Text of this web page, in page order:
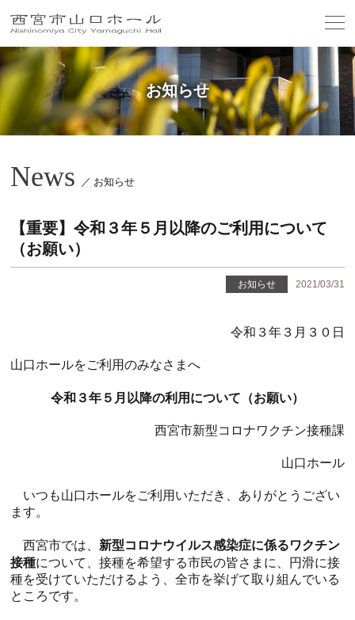
お知らせ
News ／ お知らせ
【重要】令和３年５月以降のご利用について
（お願い）
お知らせ 2021/03/31
令和３年３月３０日
山口ホールをご利用のみなさまへ
令和３年５月以降の利用について（お願い）
西宮市新型コロナワクチン接種課
山口ホール
いつも山口ホールをご利用いただき、ありがとうござい
ます。
西宮市では、新型コロナウイルス感染症に係るワクチン
接種について、接種を希望する市民の皆さまに、円滑に接
種を受けていただけるよう、全市を挙げて取り組んでいる
ところです。